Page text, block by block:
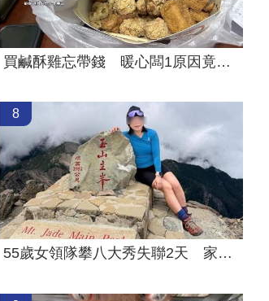
買鹹酥雞忘帶錢 暖心闆1原因竟倒貼錢
8
55歲女領隊攀八大秀失聯2天 家屬急尋